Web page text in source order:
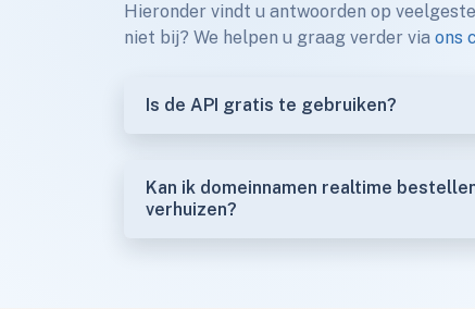
Hieronder vindt u antwoorden op
niet bij? We helpen u graag verder via ons
Is de API gratis te gebruiken?
Kan ik domeinnamen realtime
verhuizen?